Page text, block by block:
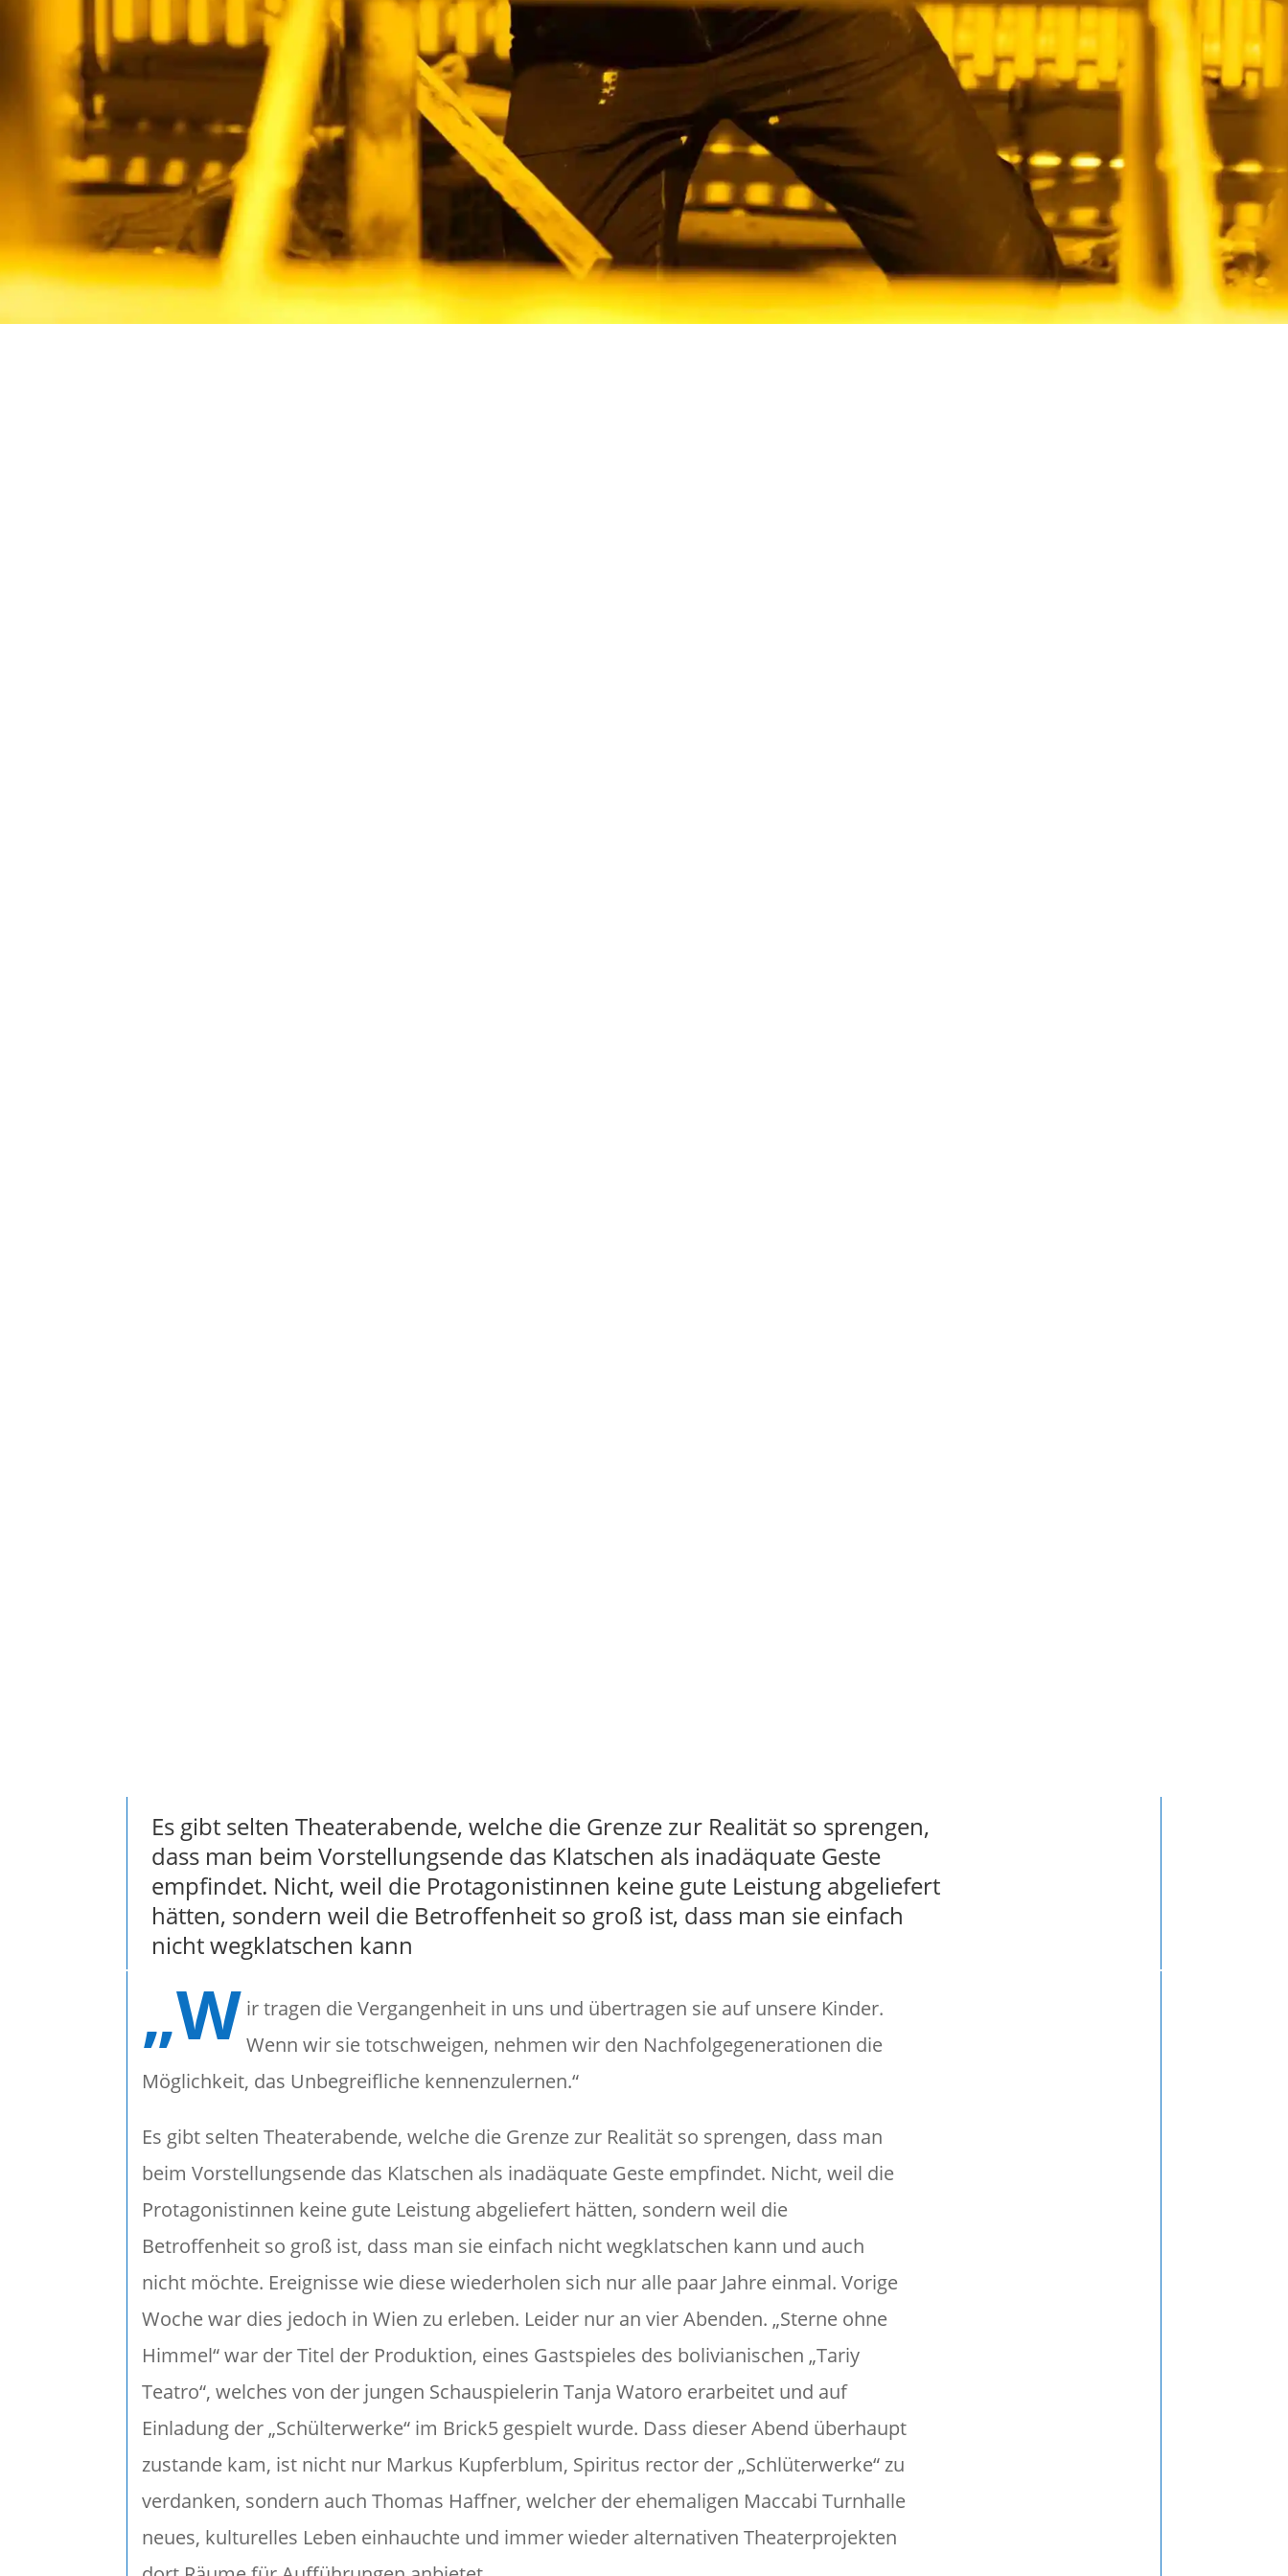
Es gibt selten Theaterabende, welche die Grenze zur Realität so sprengen,
dass man beim Vorstellungsende das Klatschen als inadäquate Geste
empfindet. Nicht, weil die Protagonistinnen keine gute Leistung abgeliefert
hätten, sondern weil die Betroffenheit so groß ist, dass man sie einfach
nicht wegklatschen kann
„W ir tragen die Vergangenheit in uns und übertragen sie auf unsere Kinder.
Wenn wir sie totschweigen, nehmen wir den Nachfolgegenerationen die
Möglichkeit, das Unbegreifliche kennenzulernen.“
Es gibt selten Theaterabende, welche die Grenze zur Realität so sprengen, dass man
beim Vorstellungsende das Klatschen als inadäquate Geste empfindet. Nicht, weil die
Protagonistinnen keine gute Leistung abgeliefert hätten, sondern weil die
Betroffenheit so groß ist, dass man sie einfach nicht wegklatschen kann und auch
nicht möchte. Ereignisse wie diese wiederholen sich nur alle paar Jahre einmal. Vorige
Woche war dies jedoch in Wien zu erleben. Leider nur an vier Abenden. „Sterne ohne
Himmel“ war der Titel der Produktion, eines Gastspieles des bolivianischen „Tariy
Teatro“, welches von der jungen Schauspielerin Tanja Watoro erarbeitet und auf
Einladung der „Schülterwerke“ im Brick5 gespielt wurde. Dass dieser Abend überhaupt
zustande kam, ist nicht nur Markus Kupferblum, Spiritus rector der „Schlüterwerke“ zu
verdanken, sondern auch Thomas Haffner, welcher der ehemaligen Maccabi Turnhalle
neues, kulturelles Leben einhauchte und immer wieder alternativen Theaterprojekten